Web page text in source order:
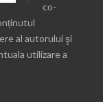
co-
al autorului şi
utilizare a